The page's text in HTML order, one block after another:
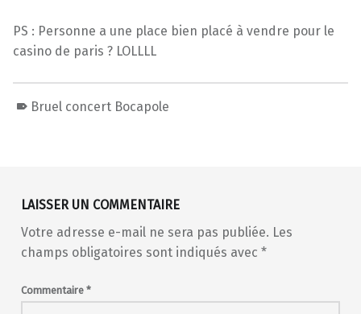
PS : Personne a une place bien placé à vendre pour le
casino de paris ? LOLLLL
Bruel concert Bocapole
LAISSER UN COMMENTAIRE
Votre adresse e-mail ne sera pas publiée. Les
champs obligatoires sont indiqués avec *
Commentaire *